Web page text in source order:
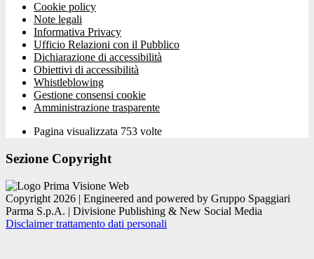
Cookie policy
Note legali
Informativa Privacy
Ufficio Relazioni con il Pubblico
Dichiarazione di accessibilità
Obiettivi di accessibilità
Whistleblowing
Gestione consensi cookie
Amministrazione trasparente
Pagina visualizzata 753 volte
Sezione Copyright
Copyright 2026 | Engineered and powered by Gruppo Spaggiari
Parma S.p.A. | Divisione Publishing & New Social Media
Disclaimer trattamento dati personali